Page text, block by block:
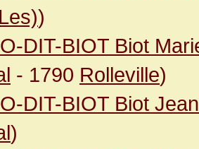
)
DIT-BIOT Biot
- 1790 Rolleville)
DIT-BIOT Biot
)